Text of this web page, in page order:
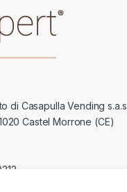
di Casapulla Vending s.a.s
Castel Morrone (CE)